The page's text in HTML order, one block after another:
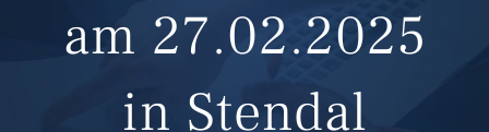
am 27.02.2025
in Stendal